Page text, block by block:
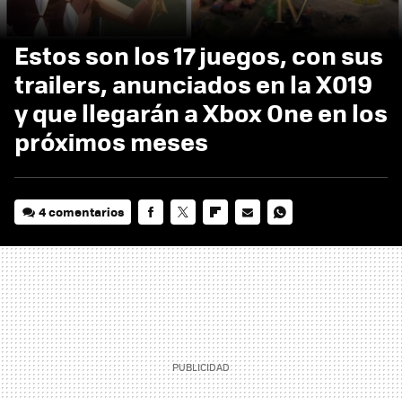
Estos son los 17 juegos, con sus
trailers, anunciados en la X019
y que llegarán a Xbox One en los
próximos meses
4 comentarios
MAIL